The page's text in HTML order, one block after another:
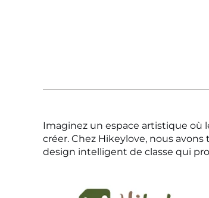
Imaginez un espace artistique où
créer. Chez Hikeylove, nous
design intelligent de classe qui